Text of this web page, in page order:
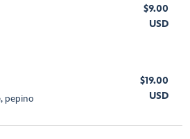
$9.00
USD
pepino
$19.00
USD